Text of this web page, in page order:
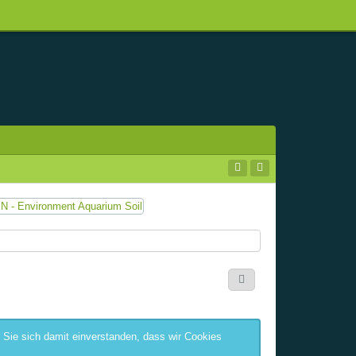
sich damit einverstanden, dass wir Cookies